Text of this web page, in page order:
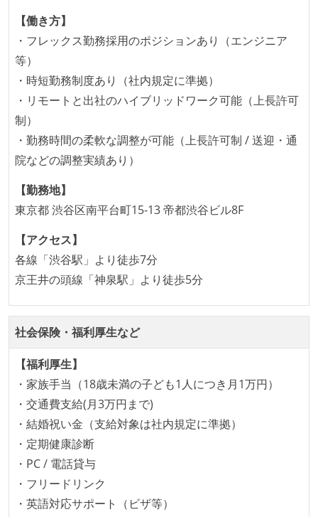
テストの実施度
ほとんどのプロダクトコードに単体テストを記述、実
ほとんどの機能に受け入れテストを記述、実施してい
る
想定される複数環境での品質チェックを義務づけてい
る
アジャイル実践状況
している
デイリーでスタンドアップミーティング、またはそれ
に準じるチーム内の打ち合わせを行っている
イテレーションの最後などに、定期的にチームでふり
かえりミーティングを行っている
タスク見積もりの単位には絶対量（人日など）ではな
く相対ポイントを用い、極力複数人の意見を調整する
形で行っている
継続的なデプロイ（デリバリー）を行っている
ワークフローの整備
全てのコードをバージョン管理ツールで管理している
各メンバーが実装したコードのマージは Pull Request
ベースで行われる
【働き方】
・フレックス勤務採用のポジションあり（エンジニア
等）
・時短勤務制度あり（社内規定に準拠）
・リモートと出社のハイブリッドワーク可能（上長許可
制）
・勤務時間の柔軟な調整が可能（上長許可制 / 送迎・通
院などの調整実績あり）
【勤務地】
東京都 渋谷区南平台町15-13 帝都渋谷ビル8F
【アクセス】
各線「渋谷駅」より徒歩7分
京王井の頭線「神泉駅」より徒歩5分
社会保険・福利厚生など
【福利厚生】
・家族手当（18歳未満の子ども1人につき月1万円）
・交通費支給(月3万円まで)
・結婚祝い金（支給対象は社内規定に準拠）
・定期健康診断
・PC / 電話貸与
・フリードリンク
・英語対応サポート（ビザ等）